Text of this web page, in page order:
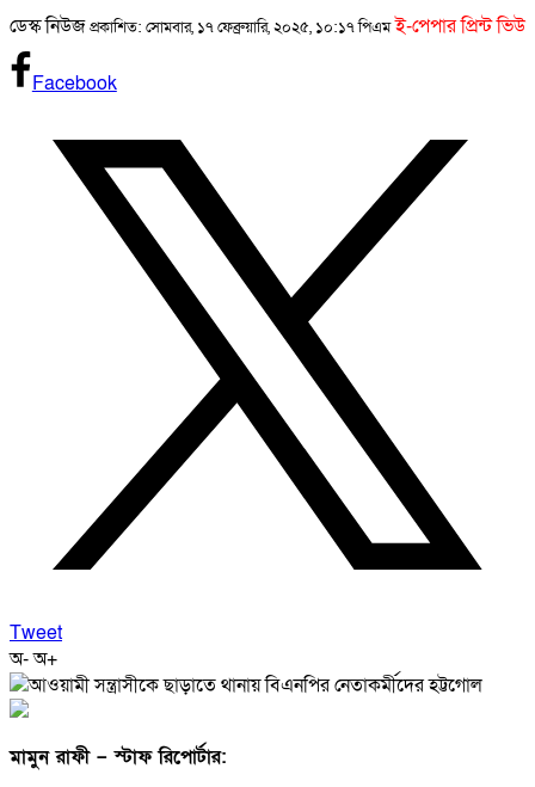
ডেস্ক নিউজপ্রকাশিত: সোমবার, ১৭ ফেব্রুয়ারি, ২০২৫, ১০:১৭ পিএম ই-পেপার প্রিন্ট ভিউ
Facebook
Tweet
অ-অ+
মামুন রাফী – স্টাফ রিপোর্টার: